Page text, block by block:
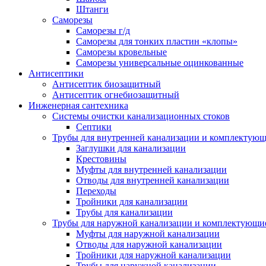
Штанги
Саморезы
Саморезы г/д
Саморезы для тонких пластин «клопы»
Саморезы кровельные
Саморезы универсальные оцинкованные
Антисептики
Антисептик биозащитный
Антисептик огнебиозащитный
Инженерная сантехника
Системы очистки канализационных стоков
Септики
Трубы для внутренней канализации и
Заглушки для канализации
Крестовины
Муфты для внутренней канализации
Отводы для внутренней канализации
Переходы
Тройники для канализации
Трубы для канализации
Трубы для наружной канализации и
Муфты для наружной канализации
Отводы для наружной канализации
Тройники для наружной канализации